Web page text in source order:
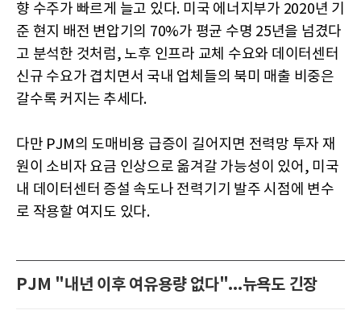
향 수주가 빠르게 늘고 있다. 미국 에너지부가 2020년 기
준 현지 배전 변압기의 70%가 평균 수명 25년을 넘겼다
고 분석한 것처럼, 노후 인프라 교체 수요와 데이터센터
신규 수요가 겹치면서 국내 업체들의 북미 매출 비중은
갈수록 커지는 추세다.
다만 PJM의 도매비용 급증이 길어지면 전력망 투자 재
원이 소비자 요금 인상으로 옮겨갈 가능성이 있어, 미국
내 데이터센터 증설 속도나 전력기기 발주 시점에 변수
로 작용할 여지도 있다.
PJM "내년 이후 여유용량 없다"...뉴욕도 긴장